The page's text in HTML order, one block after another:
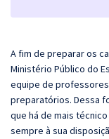
A fim de preparar os
Ministério Público do
equipe de
preparatórios. Dessa
que há de mais
sempre à sua